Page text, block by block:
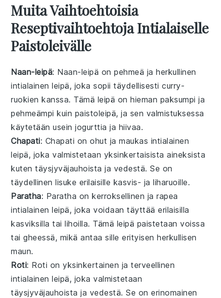
Muita Vaihtoehtoisia
Reseptivaihtoehtoja Intialaiselle
Paistoleivälle
Naan-leipä: Naan-leipä on pehmeä ja herkullinen
intialainenleipä, joka sopii täydellisesticurry-
ruokien kanssa. Tämä leipä on hieman paksumpi ja
pehmeämpi kuin paistoleipä, ja sen valmistuksessa
käytetään useinjogurttia ja hiivaa.
Chapati: Chapati on ohut ja maukas intialainen
leipä, joka valmistetaan yksinkertaisista aineksista
kutentäysjyväjauhoista ja vedestä. Se on
täydellinen lisuke erilaisille kasvis- jaliharuoille.
Paratha: Paratha on kerroksellinen ja rapea
intialainenleipä, joka voidaan täyttää erilaisilla
kasviksilla tailihoilla. Tämä leipä paistetaanvoissa
taigheessä, mikä antaa sille erityisen herkullisen
maun.
Roti: Roti on yksinkertainen ja terveellinen
intialainenleipä, joka valmistetaan
täysjyväjauhoista ja vedestä. Se on erinomainen